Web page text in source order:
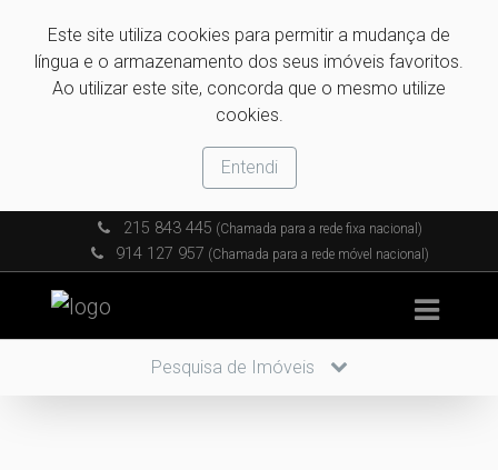
Este site utiliza cookies para permitir a mudança de
língua e o armazenamento dos seus imóveis favoritos.
Ao utilizar este site, concorda que o mesmo utilize
cookies.
Entendi
215 843 445 (Chamada para a rede fixa nacional)
914 127 957 (Chamada para a rede móvel nacional)
Pesquisa de Imóveis